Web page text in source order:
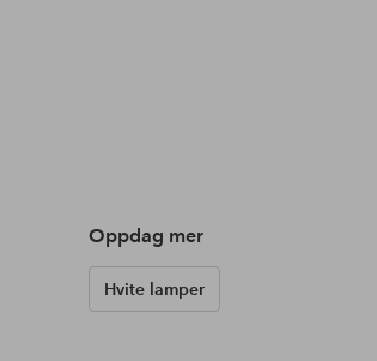
Oppdag mer
Hvite lamper